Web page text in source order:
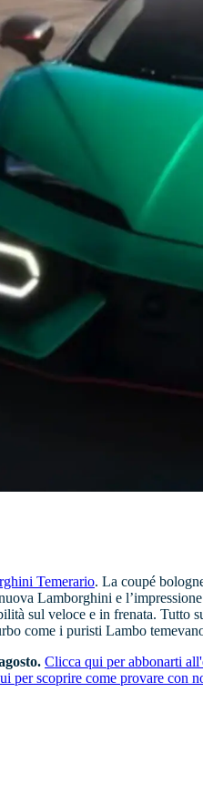
Temerario. La coupé
Lamborghini e
sul veloce e in frenata.
come i puristi Lambo
Clicca qui per abbonarti
scoprire come provare con